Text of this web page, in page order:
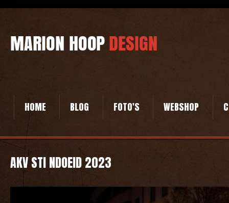
HOME BLOG FOTO'S WEBSHOP
AKV STI NDOEID 2023